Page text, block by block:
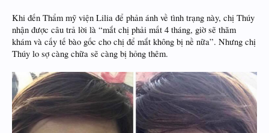
Khi đến Thẩm mỹ viện Lilia để phản ánh về tình trạng này, chị Thúy
nhận được câu trả lời là “mắt chị phải mất 4 tháng, giờ sẽ thăm
khám và cấy tế bào gốc cho chị để mắt không bị nề nữa”. Nhưng chị
Thúy lo sợ càng chữa sẽ càng bị hỏng thêm.